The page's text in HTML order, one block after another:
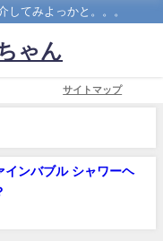
してみよっかと。。。
ゃん
サイトマップ
インバブル シャワーヘ